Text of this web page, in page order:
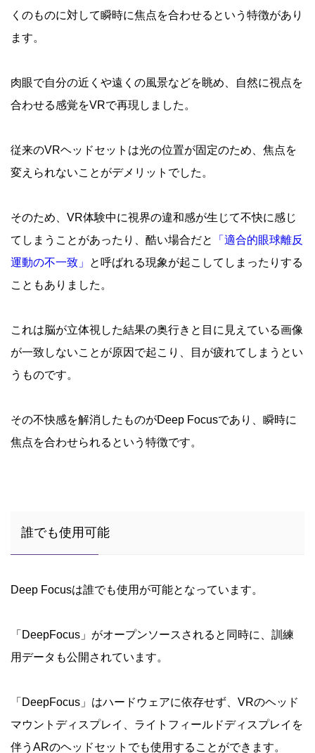
くのものに対して瞬時に焦点を合わせるという特徴があり
ます。
肉眼で自分の近くや遠くの風景などを眺め、自然に視点を
合わせる感覚をVRで再現しました。
従来のVRヘッドセットは光の位置が固定のため、焦点を
変えられないことがデメリットでした。
そのため、VR体験中に視界の違和感が生じて不快に感じ
てしまうことがあったり、酷い場合だと
「適合的眼球離反
運動の不一致」
と呼ばれる現象が起こしてしまったりする
こともありました。
これは脳が立体視した結果の奥行きと目に見えている画像
が一致しないことが原因で起こり、目が疲れてしまうとい
うものです。
その不快感を解消したものがDeep Focusであり、瞬時に
焦点を合わせられるという特徴です。
誰でも使用可能
Deep Focusは誰でも使用が可能となっています。
「DeepFocus」がオープンソースされると同時に、訓練
用データも公開されています。
「DeepFocus」はハードウェアに依存せず、VRのヘッド
マウントディスプレイ、ライトフィールドディスプレイを
伴うARのヘッドセットでも使用することができます。